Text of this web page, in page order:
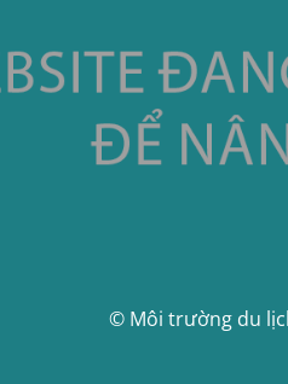
© Môi trường du